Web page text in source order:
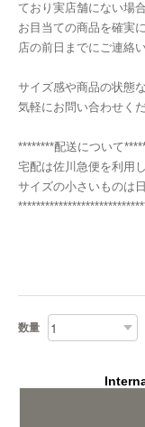
ており実店舗にない場
お目当ての商品を確実
店の前日までにご連絡
サイズ感や商品の状態
気軽にお問い合わせく
********配送について
宅配は佐川急便を利用
サイズの小さいものは
数量